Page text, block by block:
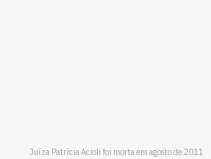
Juíza Patrícia Acioli foi morta em agosto de 2011